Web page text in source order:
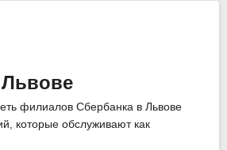
филиалов Сбербанка в Львове
которые обслуживают как
лиц. Уточнить график работы